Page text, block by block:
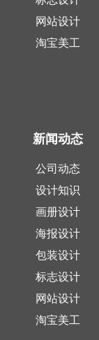
网站设计
淘宝美工
新闻动态
公司动态
设计知识
画册设计
海报设计
包装设计
标志设计
网站设计
淘宝美工